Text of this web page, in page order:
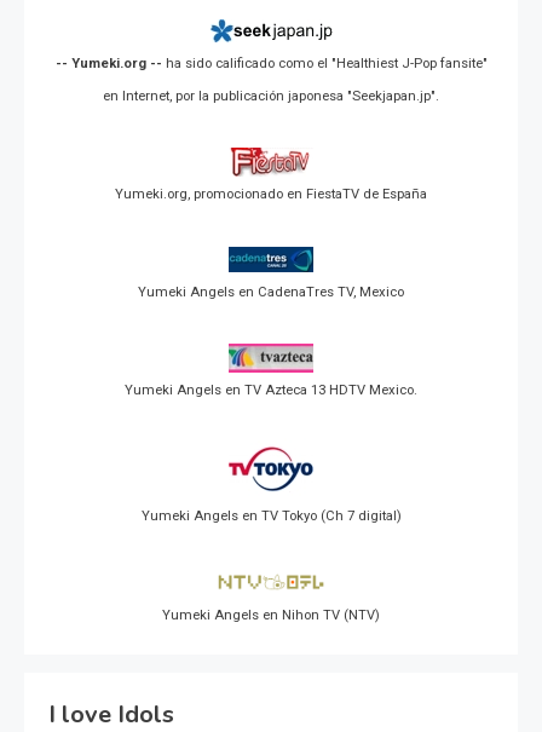
-- Yumeki.org -- ha sido calificado como el "Healthiest J-Pop fansite"
en Internet, por la publicación japonesa "Seekjapan.jp".
Yumeki.org, promocionado en FiestaTV de España
Yumeki Angels en CadenaTres TV, Mexico
Yumeki Angels en TV Azteca 13 HDTV Mexico.
Yumeki Angels en TV Tokyo (Ch 7 digital)
Yumeki Angels en Nihon TV (NTV)
I love Idols